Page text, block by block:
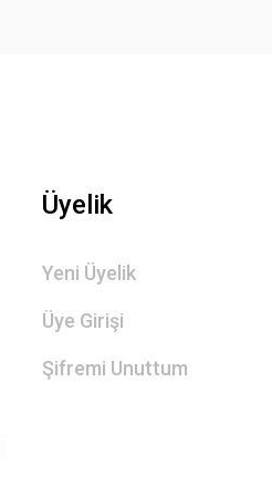
Üyelik
Yeni Üyelik
Üye Girişi
Şifremi Unuttum